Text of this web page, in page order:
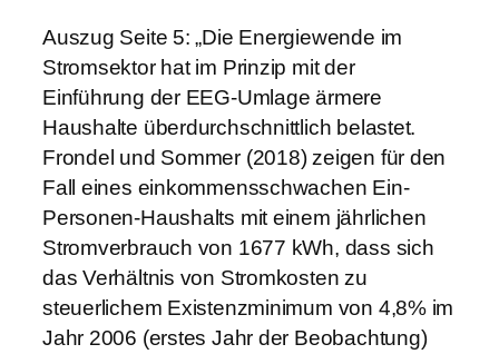
Auszug Seite 5: „Die Energiewende im
Stromsektor hat im Prinzip mit der
Einführung der EEG-Umlage ärmere
Haushalte überdurchschnittlich belastet.
Frondel und Sommer (2018) zeigen für den
Fall eines einkommensschwachen Ein-
Personen-Haushalts mit einem jährlichen
Stromverbrauch von 1677 kWh, dass sich
das Verhältnis von Stromkosten zu
steuerlichem Existenzminimum von 4,8% im
Jahr 2006 (erstes Jahr der Beobachtung)